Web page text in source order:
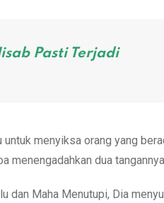
Pasti Terjadi
untuk menyiksa orang yang
menengadahkan dua
dan Maha Menutupi, Dia